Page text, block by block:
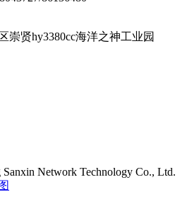
崇贤hy3380cc海洋之神工业园
Network Technology Co., Ltd.